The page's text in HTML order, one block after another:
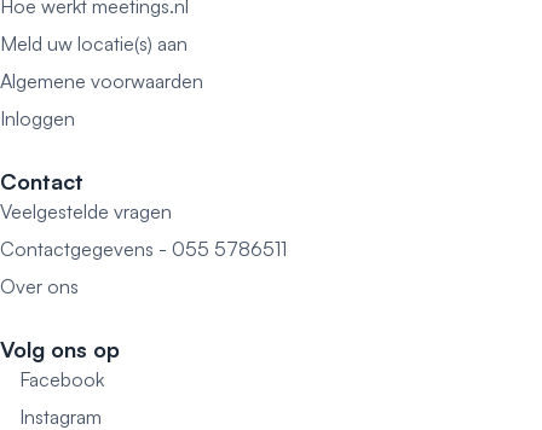
Hoe werkt meetings.nl
Meld uw locatie(s) aan
Algemene voorwaarden
Inloggen
Contact
Veelgestelde vragen
Contactgegevens - 055 5786511
Over ons
Volg ons op
Facebook
Instagram